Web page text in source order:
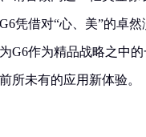
凭借对“心、美”的卓然
G6作为精品战略之中的
所未有的应用新体验。